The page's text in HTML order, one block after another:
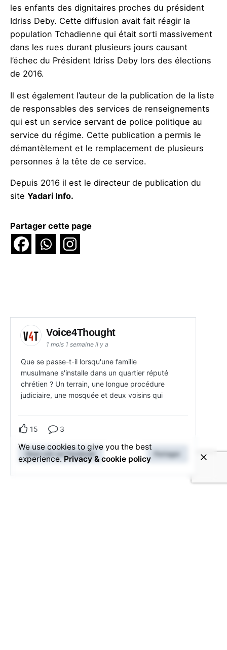
les enfants des dignitaires proches du président
Idriss Deby. Cette diffusion avait fait réagir la
population Tchadienne qui était sorti massivement
dans les rues durant plusieurs jours causant
l’échec du Président Idriss Deby lors des élections
de 2016.
Il est également l’auteur de la publication de la liste
de responsables des services de renseignements
qui est un service servant de police politique au
service du régime. Cette publication a permis le
démantèlement et le remplacement de plusieurs
personnes à la tête de ce service.
Depuis 2016 il est le directeur de publication du
site Yadari Info.
Partager cette page
Voice4Thought
1 mois 1 semaine il y a
Que se passe-t-il lorsqu'une famille
musulmane s'installe dans un quartier réputé
chrétien ? Un terrain, une longue procédure
judiciaire, une mosquée et deux voisins qui
15 3
Nous voir sur Facebook Partager
We use cookies to give you the best
experience.Privacy & cookie policy